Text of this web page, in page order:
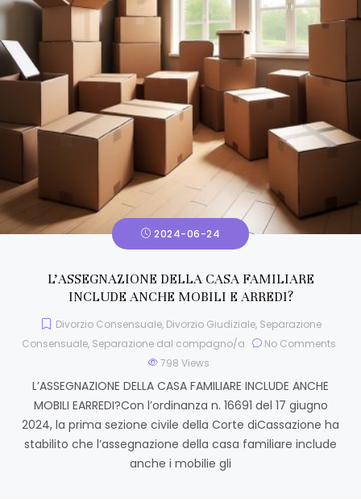
2024-06-24
L’ASSEGNAZIONE DELLA CASA FAMILIARE
INCLUDE ANCHE MOBILI E ARREDI?
Divorzio Consensuale, Divorzio Giudiziale, Separazione
Consensuale, Separazione dal compagno/a
No Comments
798 Views
L’ASSEGNAZIONE DELLA CASA FAMILIARE INCLUDE ANCHE
MOBILI EARREDI?Con l’ordinanza n. 16691 del 17 giugno
2024, la prima sezione civile della Corte diCassazione ha
stabilito che l’assegnazione della casa familiare include
anche i mobilie gli